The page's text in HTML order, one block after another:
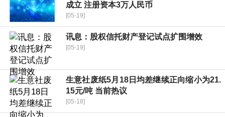
成立 注册资本3万人民币
[05-19]
讯息：股权信托财产登记试点扩围增效
[05-19]
生意社废纸5月18日均差继续正向缩小为21.
15元/吨 当前热议
[05-18]